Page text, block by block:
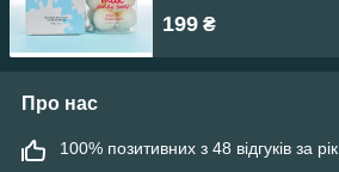
199 ₴
Про нас
100% позитивних з 48 відгуків за рік